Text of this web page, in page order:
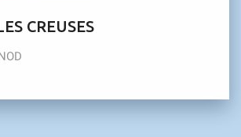
CREUSES